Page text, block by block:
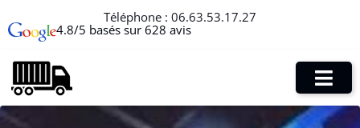
Téléphone : 06.63.53.17.27
4.8/5 basés sur 628 avis